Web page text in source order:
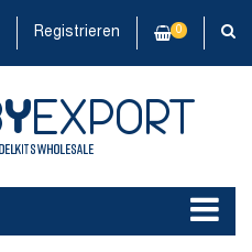
Registrieren 0